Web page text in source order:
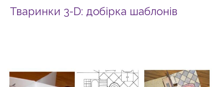
Тваринки 3-D: добірка шаблонів